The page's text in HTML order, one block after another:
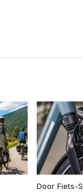
Door Fiets-